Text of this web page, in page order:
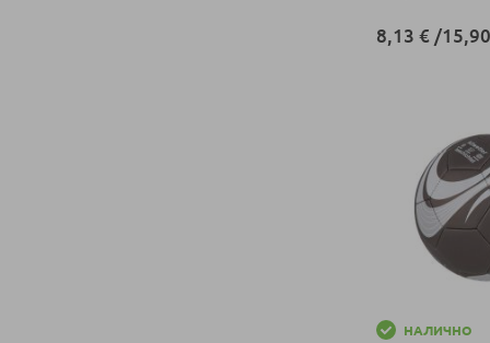
8,13 € /
НАЛИЧНО